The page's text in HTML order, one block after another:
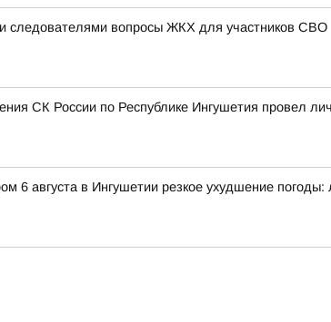
следователями вопросы ЖКХ для участников СВО
СК России по Республике Ингушетия провел
6 августа в Ингушетии резкое ухудшение